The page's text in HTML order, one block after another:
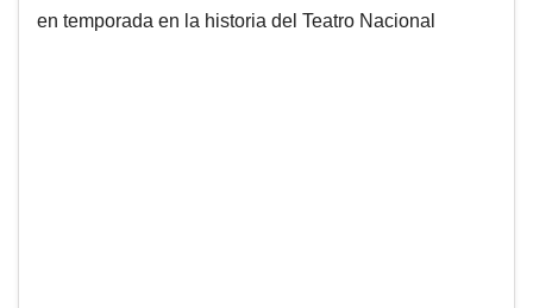
en temporada en la historia del Teatro Nacional